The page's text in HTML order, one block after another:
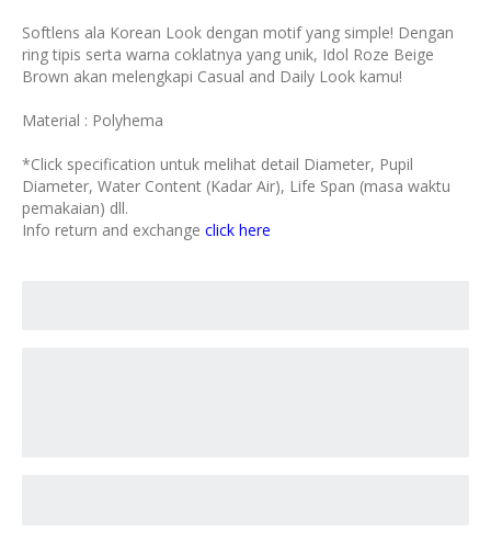
Softlens ala Korean Look dengan motif yang simple! Dengan
ring tipis serta warna coklatnya yang unik, Idol Roze Beige
Brown akan melengkapi Casual and Daily Look kamu!
Material : Polyhema
*Click specification untuk melihat detail Diameter, Pupil
Diameter, Water Content (Kadar Air), Life Span (masa waktu
pemakaian) dll.
Info return and exchange click here